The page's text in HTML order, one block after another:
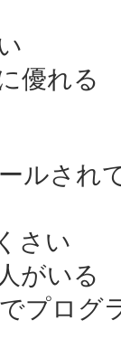
優れる
ルされ
さい
がいる
プログ